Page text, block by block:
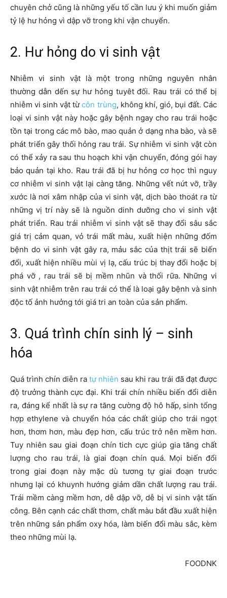
chuyên chở cũng là những yếu tố cần lưu ý khi muốn giảm
tỷ lệ hư hỏng vì dập vỡ trong khi vận chuyển.
2. Hư hỏng do vi sinh vật
Nhiễm vi sinh vật là một trong những nguyên nhân
thường dẫn dến sự hư hỏng tuyêt đối. Rau trái có thể bị
nhiễm vi sinh vật từcôn trùng, không khí, gió, bụi đất. Các
loại vi sinh vật này hoặc gây bệnh ngay cho rau trái hoặc
tồn tại trong các mô bào, mao quản ở dạng nha bào, và sẽ
phát triển gây thối hỏng rau trái. Sự nhiễm vi sinh vật còn
có thể xảy ra sau thu hoạch khi vận chuyển, đóng gói hay
bảo quản tại kho. Rau trái đã bị hư hỏng cơ học thì nguy
cơ nhiễm vi sinh vật lại càng tăng. Những vết nứt vỡ, trầy
xước là nơi xâm nhập của vi sinh vật, dịch bào thoát ra từ
những vị trí này sẽ là nguồn dinh dưỡng cho vi sinh vật
phát triển. Rau trái nhiễm vi sinh vật sẽ thay đổi sâu sắc
giá trị cảm quan, vỏ trái mất màu, xuất hiện những đốm
bệnh do vi sinh vật gây ra, mảu sắc của thịt trái sẽ biến
đổi, xuất hiện nhiều mùi vị lạ, cấu trúc bị thay đổi hoặc bị
phá vỡ , rau trái sẽ bị mềm nhũn và thối rữa. Những vi
sinh vật nhiễm trên rau trái có thể là loại gây bệnh và sinh
độc tố ảnh hưởng tới giá tri an toàn của sản phẩm.
3. Quá trình chín sinh lý – sinh
hóa
Quá trình chín diễn ra tự nhiên sau khi rau trái đã đạt được
độ trưởng thành cực đại. Khi trái chín nhiều biến đổi diễn
ra, đáng kể nhất là sự ra tăng cường độ hô hấp, sinh tổng
hợp ethylene và chuyển hóa các chất giúp cho trái ngọt
hơn, thơm hơn, màu đẹp hơn, cấu trúc trở nên mềm hơn.
Tuy nhiên sau giai đoạn chín tich cực giúp gia tăng chất
lượng cho rau trái, là giai đoạn chín quá. Mọi biến đổi
trong giai đoạn này mặc dù tương tự giai đoạn trước
nhưng lại có khuynh hướng giảm dần chất lượng rau trái.
Trái mềm càng mềm hơn, dễ dập vỡ, dễ bị vi sinh vật tấn
công. Bên cạnh các chất thơm, chất màu bắt đầu xuất hiện
trên những sản phẩm oxy hóa, làm biến đổi màu sắc, kèm
theo những mùi lạ.
FOODNK